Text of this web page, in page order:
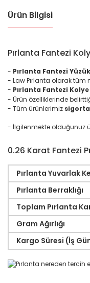
Ürün Bilgisi
Pırlanta Fantezi
- Pırlanta Fantezi Yüzük
- Law Pırlanta olarak
- Pırlanta Fantezi Kolye
- Ürün özelliklerinde
- Tüm ürünlerimiz
- İlgilenmekte olduğunuz
0.26 Karat Fantezi
Pırlanta Yuvarlak
Pırlanta Berraklığı
Toplam Pırlanta
Gram Ağırlığı
Kargo Süresi (İş